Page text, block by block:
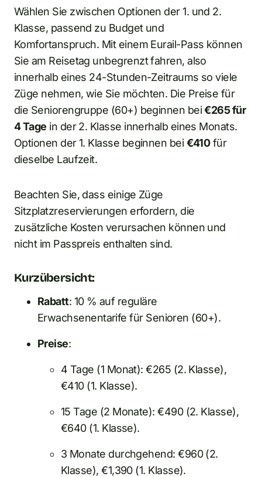
Wählen Sie zwischen Optionen der 1. und 2.
Klasse, passend zu Budget und
Komfortanspruch. Mit einem Eurail-Pass können
Sie am Reisetag unbegrenzt fahren, also
innerhalb eines 24-Stunden-Zeitraums so viele
Züge nehmen, wie Sie möchten. Die Preise für
die Seniorengruppe (60+) beginnen bei€265 für
4 Tage in der 2. Klasse innerhalb eines Monats.
Optionen der 1. Klasse beginnen bei€410für
dieselbe Laufzeit.
Beachten Sie, dass einige Züge
Sitzplatzreservierungen erfordern, die
zusätzliche Kosten verursachen können und
nicht im Passpreis enthalten sind.
Kurzübersicht:
Rabatt: 10 % auf reguläre
Erwachsenentarife für Senioren (60+).
Preise:
4 Tage (1 Monat): €265 (2. Klasse),
€410 (1. Klasse).
15 Tage (2 Monate): €490 (2. Klasse),
€640 (1. Klasse).
3 Monate durchgehend: €960 (2.
Klasse), €1,390 (1. Klasse).